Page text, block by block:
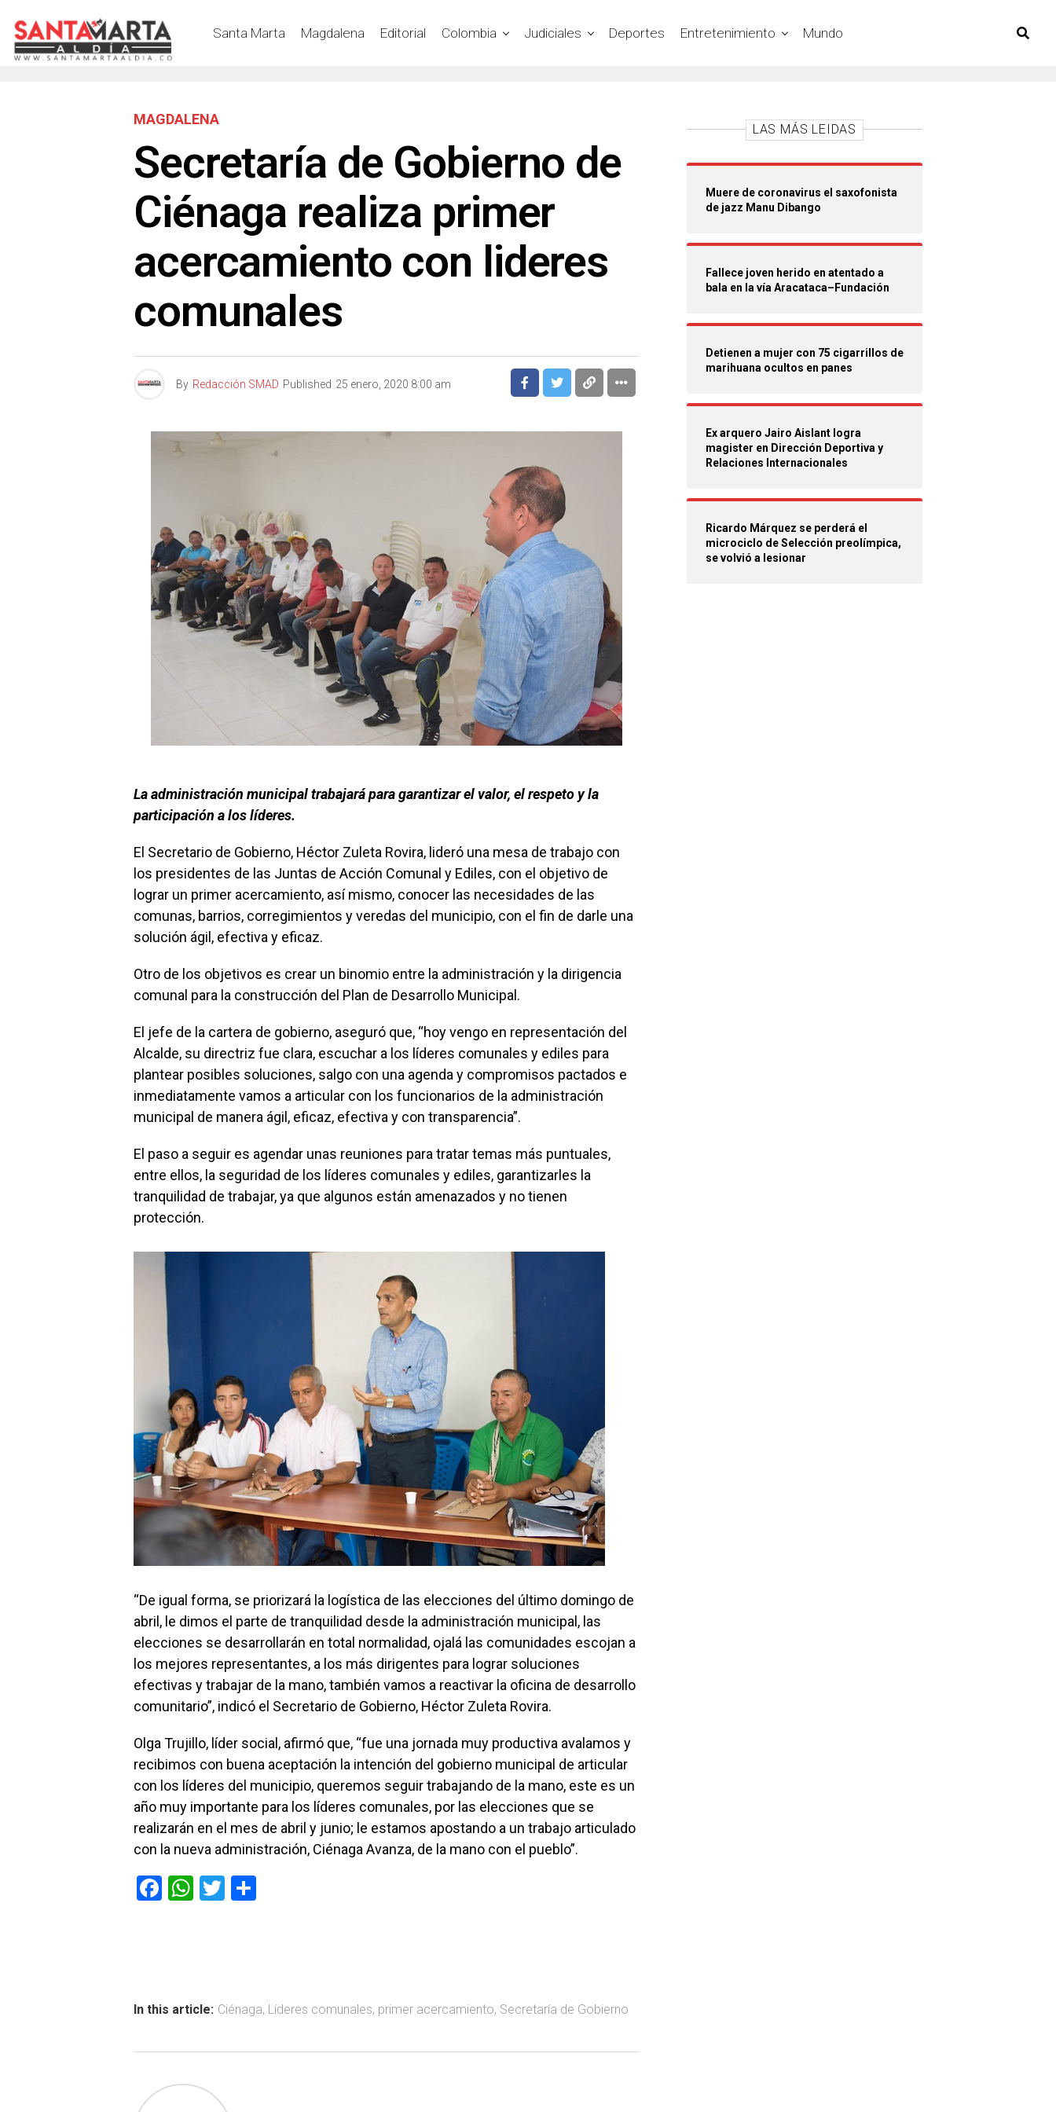
Santa Marta Magdalena Editorial Colombia Judiciales Deportes Entretenimiento Mundo
MAGDALENA
Secretaría de Gobierno de
Ciénaga realiza primer
acercamiento con lideres
comunales
By Redacción SMAD Published 25 enero, 2020 8:00 am
La administración municipal trabajaráparagarantizar el valor, el respeto y la
participación a los líderes.
El Secretario de Gobierno, Héctor Zuleta Rovira, lideró una mesa de trabajo con
los presidentes de las Juntas de Acción Comunal y Ediles, con el objetivo de
lograr un primer acercamiento, así mismo, conocer las necesidades de las
comunas, barrios, corregimientos y veredas del municipio, con el fin de darle una
solución ágil, efectiva y eficaz.
Otro de los objetivos es crear un binomio entre la administración y la dirigencia
comunal para la construcción del Plan de Desarrollo Municipal.
El jefe de la cartera de gobierno, aseguró que, “hoy vengo en representación del
Alcalde, su directriz fue clara, escuchar a los líderes comunales y ediles para
plantear posibles soluciones, salgo con una agenda y compromisos pactados e
inmediatamente vamos a articular con los funcionarios de la administración
municipal de manera ágil, eficaz, efectiva y con transparencia”.
El paso a seguir es agendar unas reuniones para tratar temas más puntuales,
entre ellos, la seguridad de los líderes comunales y ediles, garantizarles la
tranquilidad de trabajar, ya que algunos están amenazados y no tienen
protección.
“De igual forma, se priorizará la logística de las elecciones del último domingo de
abril, le dimos el parte de tranquilidad desde la administración municipal, las
elecciones se desarrollarán en total normalidad, ojalá las comunidades escojan a
los mejores representantes, a los más dirigentes para lograr soluciones
efectivas y trabajar de la mano, también vamos a reactivar la oficina de desarrollo
comunitario”, indicó el Secretario de Gobierno, Héctor Zuleta Rovira.
Olga Trujillo, líder social, afirmó que, “fue una jornada muy productiva avalamos y
recibimos con buena aceptación la intención del gobierno municipal de articular
con los líderes del municipio, queremos seguir trabajando de la mano, este es un
año muy importante para los líderes comunales, por las elecciones que se
realizarán en el mes de abril y junio; le estamos apostando a un trabajo articulado
con la nueva administración, Ciénaga Avanza, de la mano con el pueblo”.
F
ok
W
p
T
tir
In this article: Ciénaga, Líderes comunales, primer acercamiento, Secretaría de Gobierno
LAS MÁS LEIDAS
Muere de coronavirus el saxofonista
de jazz Manu Dibango
Fallece joven herido en atentado a
bala en la vía Aracataca–Fundación
Detienen a mujer con 75 cigarrillos de
marihuana ocultos en panes
Ex arquero Jairo Aislant logra
magister en Dirección Deportiva y
Relaciones Internacionales
Ricardo Márquez se perderá el
microciclo de Selección preolímpica,
se volvió a lesionar